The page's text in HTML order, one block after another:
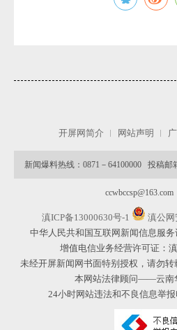
开屏网简介 网站声明
新闻爆料热线：0871－64100000 投稿邮
ccwbccsp@163.com
滇ICP备13000630号-1
滇公网
中华人民共和国互联网新闻信息服
增值电信业务经营许可证：
未经开屏新闻网书面特别授权，请勿
本网站法律顾问——云南
24小时网站违法和不良信息举